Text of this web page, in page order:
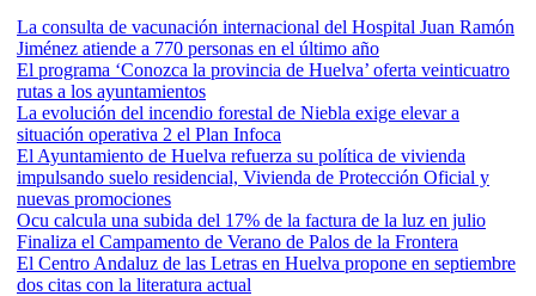
La consulta de vacunación internacional del Hospital Juan Ramón
Jiménez atiende a 770 personas en el último año
El programa ‘Conozca la provincia de Huelva’ oferta veinticuatro
rutas a los ayuntamientos
La evolución del incendio forestal de Niebla exige elevar a
situación operativa 2 el Plan Infoca
El Ayuntamiento de Huelva refuerza su política de vivienda
impulsando suelo residencial, Vivienda de Protección Oficial y
nuevas promociones
Ocu calcula una subida del 17% de la factura de la luz en julio
Finaliza el Campamento de Verano de Palos de la Frontera
El Centro Andaluz de las Letras en Huelva propone en septiembre
dos citas con la literatura actual